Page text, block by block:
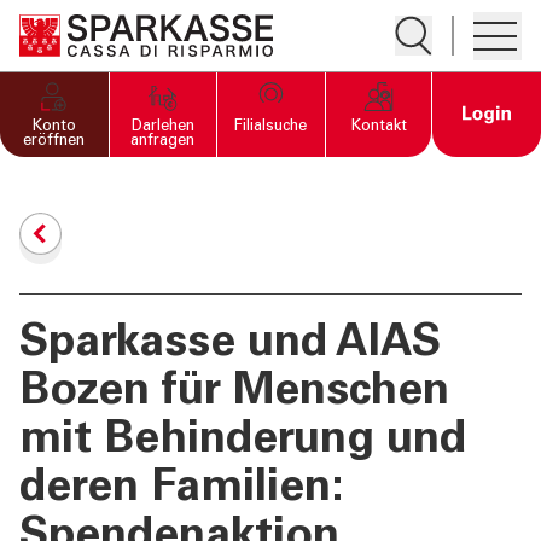
Suche öffnen
PRIVATKUNDEN UND
FAMILIEN
GESCHÄFTSKUNDEN
DIENSTLEISTUNGEN
GESCHÄFTSKUNDEN
MEHR ALS BANK
Konto
eröffnen
Darlehen
anfragen
Filialsuche Kontakt Open
Sparkasse und AIAS
Bozen für Menschen
mit Behinderung und
deren Familien: